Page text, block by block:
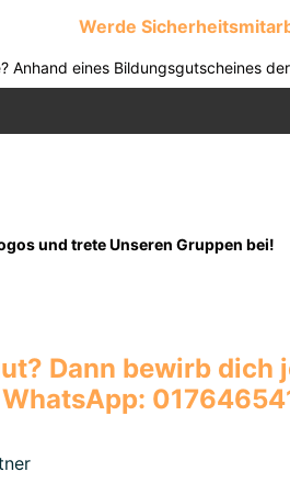
Werde
Anhand eines Bildungsgutscheines
und trete Unseren Gruppen bei!
Dann bewirb